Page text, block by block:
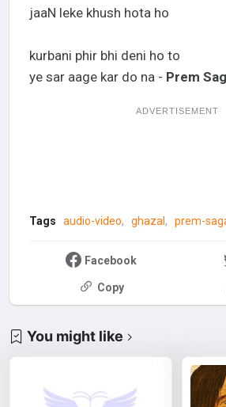
jaaN leke khush hota ho
kurbani phir bhi deni ho to
ye sar aage kar do na - Prem
ADVERTISEMENT
Tags audio-video ghazal prem-
Facebook
Copy
You might like